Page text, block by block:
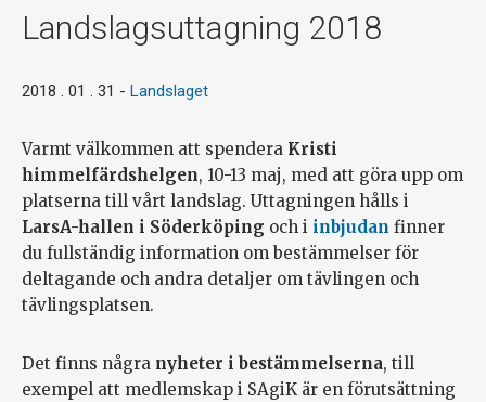
Landslagsuttagning 2018
2018 . 01 . 31 - Landslaget
Varmt välkommen att spendera Kristi
himmelfärdshelgen, 10-13 maj, med att göra upp om
platserna till vårt landslag. Uttagningen hålls i
LarsA-hallen i Söderköping och i inbjudan finner
du fullständig information om bestämmelser för
deltagande och andra detaljer om tävlingen och
tävlingsplatsen.
Det finns några nyheter i bestämmelserna, till
exempel att medlemskap i SAgiK är en förutsättning